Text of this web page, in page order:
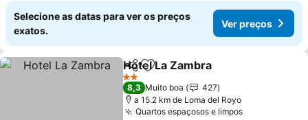
Selecione as datas para ver os preços
exatos.
Ver preços
PartilharAdicionar aos favoritos
Hotel La Zambra
2 Estrelas
8,3 Muito boa
427
a 15.2 km de Loma del Royo
Quartos espaçosos e limposVer preços